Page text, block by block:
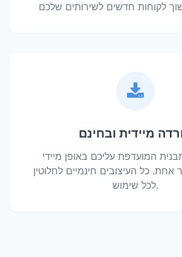
מיידית ובחינם
המועדפת עליכם באופן מיידי
אחת. כל העיצובים חינמיים לחלוטין
לכל שימוש.